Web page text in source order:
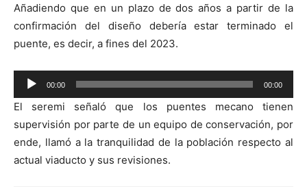
Añadiendo que en un plazo de dos años a partir de la
confirmación del diseño debería estar terminado el
puente, es decir, a fines del 2023.
Reproductor
de
audio
00:00 00:00
El seremi señaló que los puentes mecano tienen
supervisión por parte de un equipo de conservación, por
ende, llamó a la tranquilidad de la población respecto al
actual viaducto y sus revisiones.